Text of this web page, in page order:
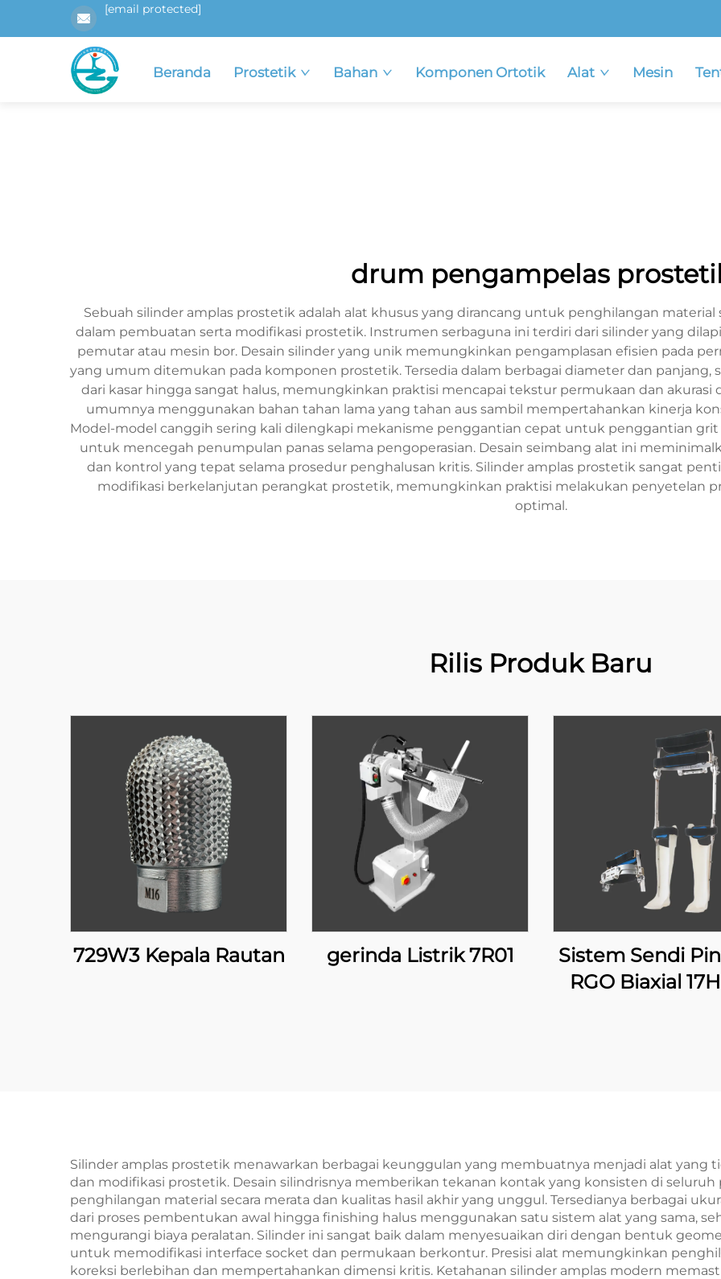
[email protected]
Beranda Prostetik Bahan Komponen Ortotik Alat Mesin
drum pengampelas
Sebuah silinder amplas prostetik adalah alat khusus yang dirancang untuk penghilangan material
dalam pembuatan serta modifikasi prostetik. Instrumen serbaguna ini terdiri dari silinder yang
pemutar atau mesin bor. Desain silinder yang unik memungkinkan pengamplasan efisien pada
yang umum ditemukan pada komponen prostetik. Tersedia dalam berbagai diameter dan
dari kasar hingga sangat halus, memungkinkan praktisi mencapai tekstur permukaan dan
umumnya menggunakan bahan tahan lama yang tahan aus sambil mempertahankan kinerja
Model-model canggih sering kali dilengkapi mekanisme penggantian cepat untuk penggantian
untuk mencegah penumpulan panas selama pengoperasian. Desain seimbang alat ini
dan kontrol yang tepat selama prosedur penghalusan kritis. Silinder amplas prostetik sangat
modifikasi berkelanjutan perangkat prostetik, memungkinkan praktisi melakukan penyetelan
optimal.
Rilis Produk Baru
729W3 Kepala Rautan gerinda Listrik 7R01
Sistem Sendi
RGO Biaxial
Silinder amplas prostetik menawarkan berbagai keunggulan yang membuatnya menjadi alat yang
dan modifikasi prostetik. Desain silindrisnya memberikan tekanan kontak yang konsisten di
penghilangan material secara merata dan kualitas hasil akhir yang unggul. Tersedianya berbagai
dari proses pembentukan awal hingga finishing halus menggunakan satu sistem alat yang sama,
mengurangi biaya peralatan. Silinder ini sangat baik dalam menyesuaikan diri dengan bentuk
untuk memodifikasi interface socket dan permukaan berkontur. Presisi alat memungkinkan
koreksi berlebihan dan mempertahankan dimensi kritis. Ketahanan silinder amplas modern